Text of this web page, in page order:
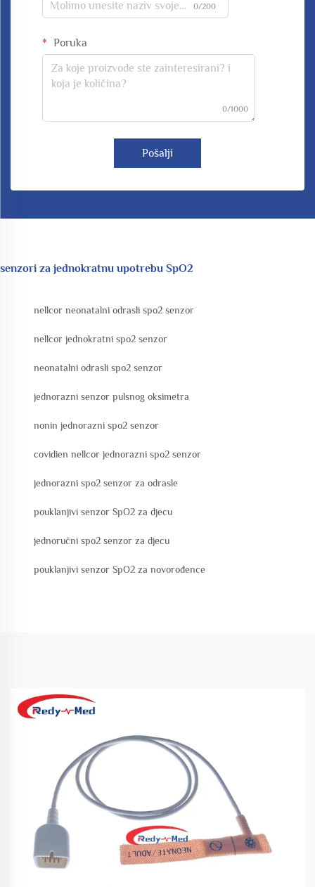
0/200
Poruka
0/1000
Pošalji
senzori za jednokratnu upotrebu SpO2
nellcor neonatalni odrasli spo2 senzor
nellcor jednokratni spo2 senzor
neonatalni odrasli spo2 senzor
jednorazni senzor pulsnog oksimetra
nonin jednorazni spo2 senzor
covidien nellcor jednorazni spo2 senzor
jednorazni spo2 senzor za odrasle
pouklanjivi senzor SpO2 za djecu
jednoručni spo2 senzor za djecu
pouklanjivi senzor SpO2 za novorođence